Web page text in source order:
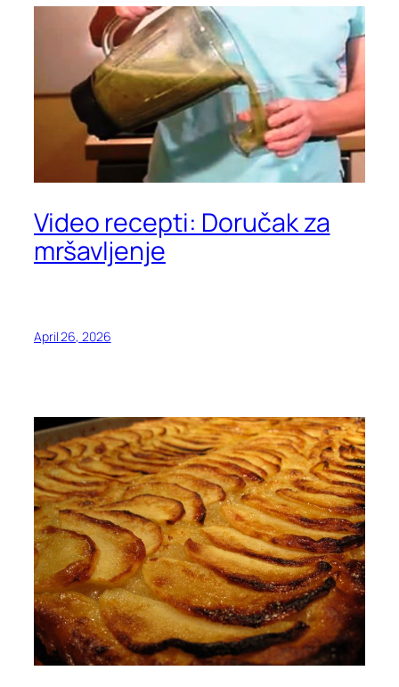
Video recepti: Doručak za
mršavljenje
April 26, 2026